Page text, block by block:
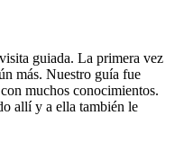
guiada. La primera vez
más. Nuestro guía fue
muchos conocimientos.
allí y a ella también le